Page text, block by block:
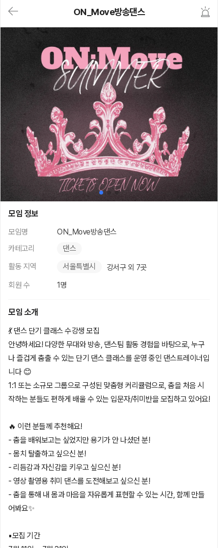
가
기
시
내
임,
M
문
바
로
기
ON_Move방송댄스
모임 정보
모임명
ON_Move방송댄스
카테고리
댄스
활동 지역
서울특별시
강서구 외 7곳
회원 수
1명
모임 소개
💃 댄스 단기 클래스 수강생 모집
안녕하세요! 다양한 무대와 방송, 댄스팀 활동 경험을 바탕으로, 누구
나 즐겁게 춤출 수 있는 단기 댄스 클래스를 운영 중인 댄스트레이너입
니다 😊
1:1 또는 소규모 그룹으로 구성된 맞춤형 커리큘럼으로, 춤을 처음 시
작하는 분들도 편하게 배울 수 있는 입문자/취미반을 모집하고 있어요!
🔥 이런 분들께 추천해요!
- 춤을 배워보고는 싶었지만 용기가 안 나셨던 분!
- 몸치 탈출하고 싶으신 분!
- 리듬감과 자신감을 키우고 싶으신 분!
- 영상 촬영용 취미 댄스를 도전해보고 싶으신 분!
- 춤을 통해 내 몸과 마음을 자유롭게 표현할 수 있는 시간, 함께 만들
어봐요✨
▪️모집 기간